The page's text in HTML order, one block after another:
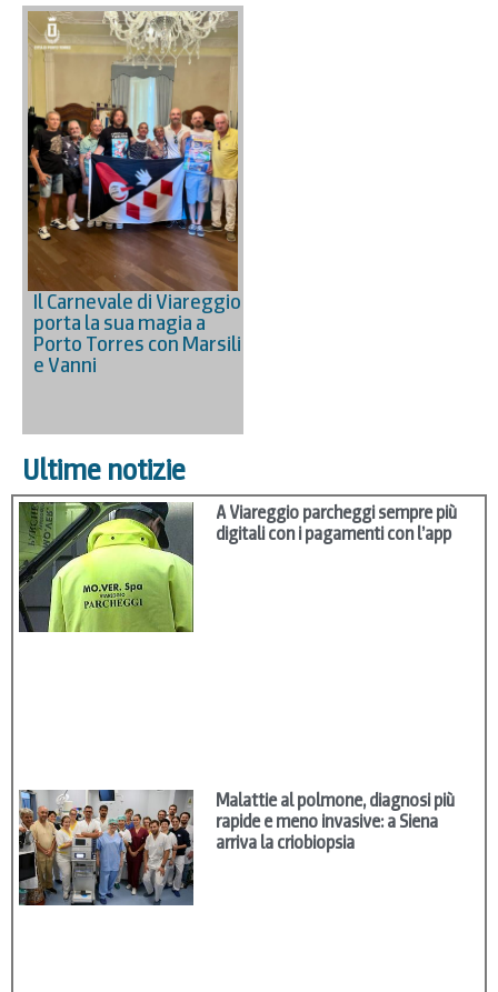
Il Carnevale di Viareggio
porta la sua magia a
Porto Torres con Marsili
e Vanni
Ultime notizie
A Viareggio parcheggi sempre più
digitali con i pagamenti con l’app
Malattie al polmone, diagnosi più
rapide e meno invasive: a Siena
arriva la criobiopsia